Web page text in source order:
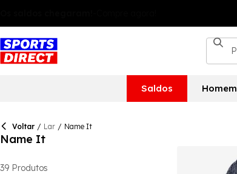
Saldos Homem
Voltar / Lar / Name It
Name It
39 Produtos